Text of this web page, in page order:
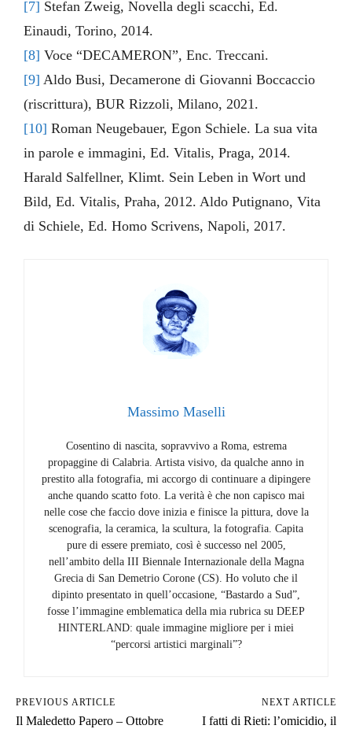
[7] Stefan Zweig, Novella degli scacchi, Ed.
Einaudi, Torino, 2014.
[8] Voce “DECAMERON”, Enc. Treccani.
[9] Aldo Busi, Decamerone di Giovanni Boccaccio
(riscrittura), BUR Rizzoli, Milano, 2021.
[10] Roman Neugebauer, Egon Schiele. La sua vita
in parole e immagini, Ed. Vitalis, Praga, 2014.
Harald Salfellner, Klimt. Sein Leben in Wort und
Bild, Ed. Vitalis, Praha, 2012. Aldo Putignano, Vita
di Schiele, Ed. Homo Scrivens, Napoli, 2017.
Massimo Maselli
Cosentino di nascita, sopravvivo a Roma, estrema
propaggine di Calabria. Artista visivo, da qualche anno in
prestito alla fotografia, mi accorgo di continuare a dipingere
anche quando scatto foto. La verità è che non capisco mai
nelle cose che faccio dove inizia e finisce la pittura, dove la
scenografia, la ceramica, la scultura, la fotografia. Capita
pure di essere premiato, così è successo nel 2005,
nell’ambito della III Biennale Internazionale della Magna
Grecia di San Demetrio Corone (CS). Ho voluto che il
dipinto presentato in quell’occasione, “Bastardo a Sud”,
fosse l’immagine emblematica della mia rubrica su DEEP
HINTERLAND: quale immagine migliore per i miei
“percorsi artistici marginali”?
PREVIOUS ARTICLE
Il Maledetto Papero – Ottobre
NEXT ARTICLE
I fatti di Rieti: l’omicidio, il